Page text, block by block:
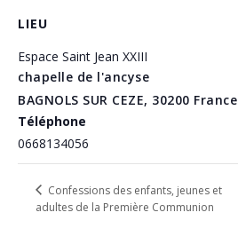
LIEU
Espace Saint Jean XXIII
chapelle de l'ancyse
BAGNOLS SUR CEZE, 30200 France
Téléphone
0668134056
Confessions des enfants, jeunes et
adultes de la Première Communion